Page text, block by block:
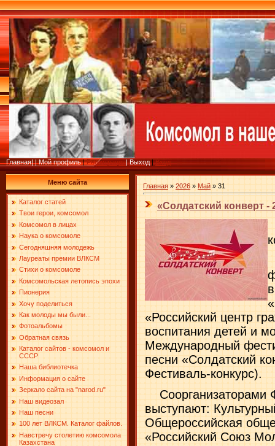
Главная||Мой профиль|Регистрация|Выход|Вход
Меню сайта
Каталог статей
Твои герои, комсомол
Комсомол в лицах
Наука о комсомоле
Сегодняшняя молодежь
Лауреаты премии ВЛКСМ
Стихи о комсомоле
Комсомольская летопись эпохи
Пионерия
Хочу поделиться
Как молоды мы были...
Фотоальбомы
Обратная связь
Каталог сайтов - комсомол и
СССР
Наша библиотечка
Информация о сайте
Зеркало сайта на "narоd.ru"
Наш видеозал
Наш песни
100 лет ВЛКСМ. Каталог файлов.
Навстречу столетию комсомола
Казахстана
Главная » 2026 » Май » 31
«Солдатский конверт -
«Российский центр
воспитания детей и
Международный
песни «Солдатский
Фестиваль-конкурс).
Соорганизаторами
выступают:
Общероссийская
«Российский Союз